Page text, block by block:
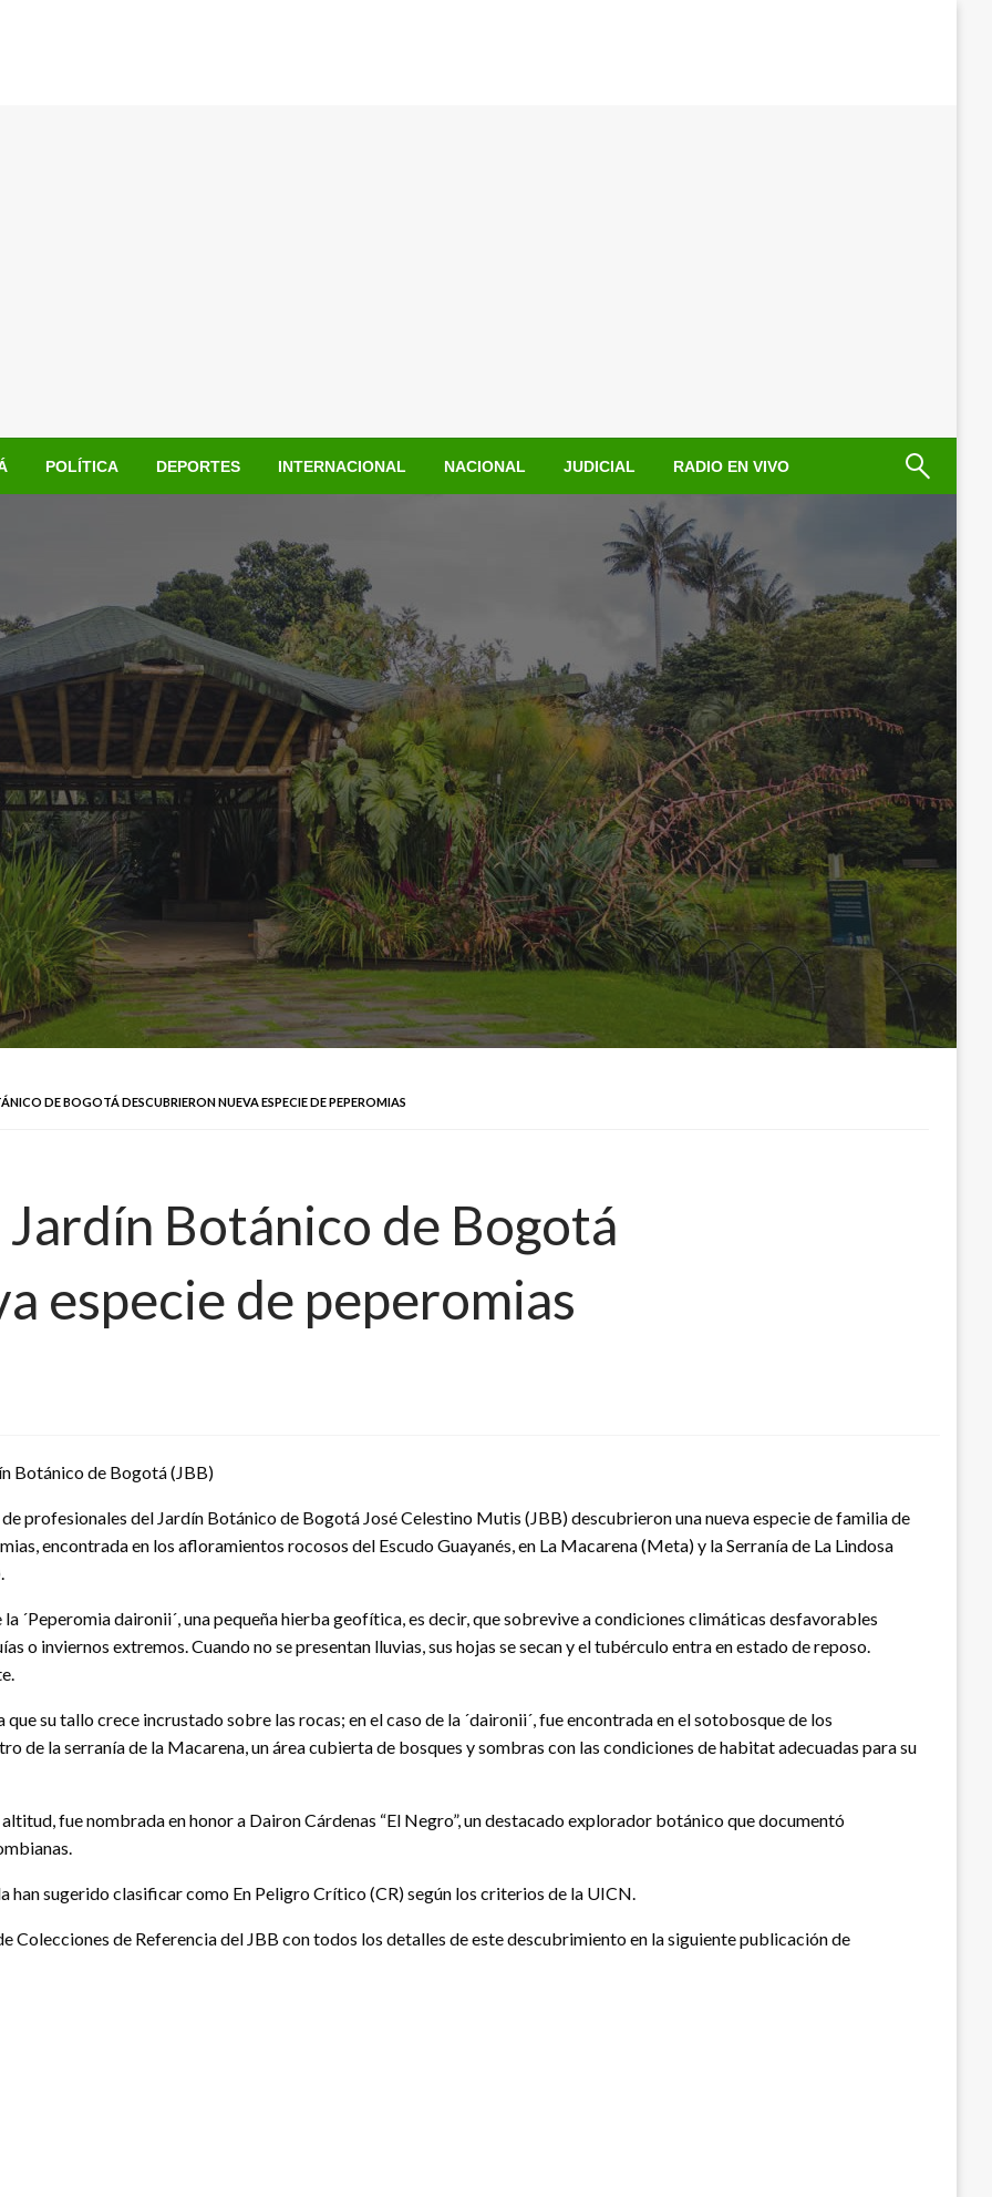
POLÍTICA DEPORTES INTERNACIONAL NACIONAL JUDICIAL RADIO EN VIVO
DE BOGOTÁ DESCUBRIERON NUEVA ESPECIE DE PEPEROMIAS
Botánico de Bogotá
especie de peperomias
Botánico de Bogotá (JBB)
profesionales del Jardín Botánico de Bogotá José Celestino Mutis (JBB) descubrieron una nueva especie de familia de
encontrada en los afloramientos rocosos del Escudo Guayanés, en La Macarena (Meta) y la Serranía de La Lindosa
la ´Peperomia daironii´, una pequeña hierba geofítica, es decir, que sobrevive a condiciones climáticas desfavorables
o inviernos extremos. Cuando no se presentan lluvias, sus hojas se secan y el tubérculo entra en estado de reposo.
su tallo crece incrustado sobre las rocas; en el caso de la ´daironii´, fue encontrada en el sotobosque de los
de la serranía de la Macarena, un área cubierta de bosques y sombras con las condiciones de habitat adecuadas para su
fue nombrada en honor a Dairon Cárdenas “El Negro”, un destacado explorador botánico que documentó
sugerido clasificar como En Peligro Crítico (CR) según los criterios de la UICN.
Colecciones de Referencia del JBB con todos los detalles de este descubrimiento en la siguiente publicación de